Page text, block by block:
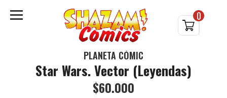
0
PLANETA CÓMIC
Star Wars. Vector (Leyendas)
$60.000